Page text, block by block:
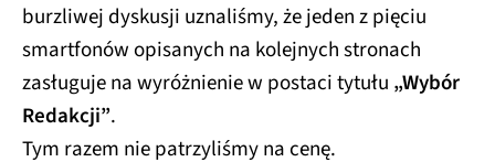
burzliwej dyskusji uznaliśmy, że jeden z pięciu
smartfonów opisanych na kolejnych stronach
zasługuje na wyróżnienie w postaci tytułu „Wybór
Redakcji”.
Tym razem nie patrzyliśmy na cenę.